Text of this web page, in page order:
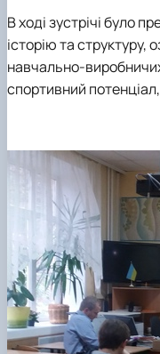
В ході зустрічі було
історію та
навчально-
спортивний